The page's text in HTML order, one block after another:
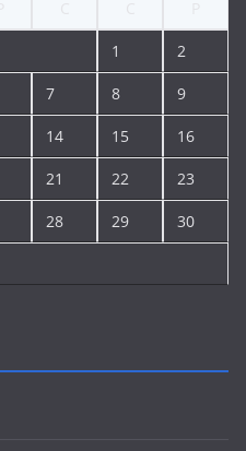
1 2
7 8 9
14 15 16
21 22 23
28 29 30